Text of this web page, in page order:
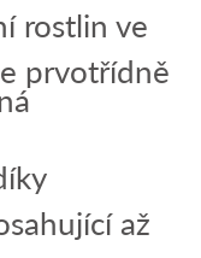
rostlin ve
prvotřídně
až